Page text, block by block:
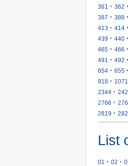
361
· 362 ·
387 · 388 ·
413 · 414 ·
439 · 440 ·
465 · 466 ·
491
· 492 ·
654 · 655 ·
918 · 1071
2344 ·
2766 ·
2819 ·
List
01 · 02 ·